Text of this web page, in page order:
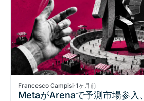
Francesco Campisi·1ヶ月前
MetaがArenaで予測市場参入